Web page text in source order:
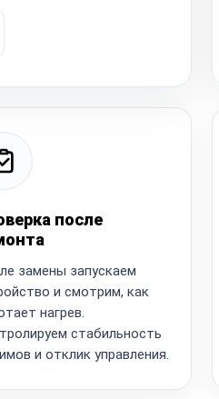
после
замены запускаем
и смотрим, как
нагрев.
стабильность
и отклик управления.